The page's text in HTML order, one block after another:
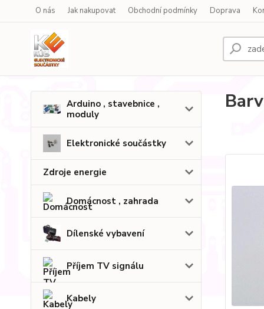
O nás Jak nakupovat Obchodní podmínky Doprava
Arduino , stavebnice ,
moduly
Elektronické součástky
Zdroje energie
Domácnost , zahrada
Dílenské vybavení
Příjem TV signálu
Kabely